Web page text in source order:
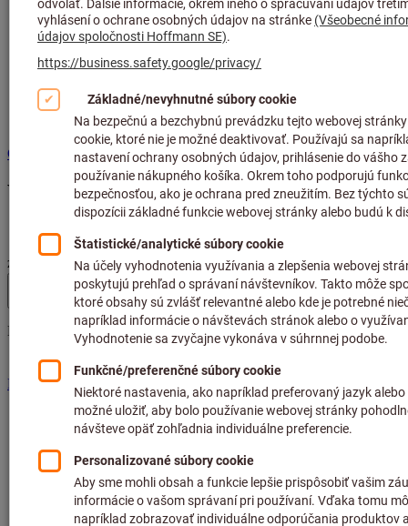
Hoffmann
Group Home
Vyhľadávanie
Hľadať výraz, výrobok, číslo výrobku, kategóriu, EAN/GTIN,
značku...
Hoffmann Group site navigation
Menu
Výrobky
Oblasti použitia
Služby
Znalosti
Poradenstvo a podpora
Hoffmann Group